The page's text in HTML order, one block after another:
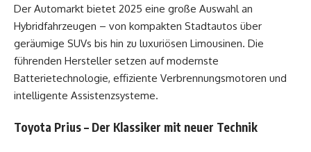
Der Automarkt bietet 2025 eine große Auswahl an
Hybridfahrzeugen – von kompakten Stadtautos über
geräumige SUVs bis hin zu luxuriösen Limousinen. Die
führenden Hersteller setzen auf modernste
Batterietechnologie, effiziente Verbrennungsmotoren und
intelligente Assistenzsysteme.
Toyota Prius – Der Klassiker mit neuer Technik